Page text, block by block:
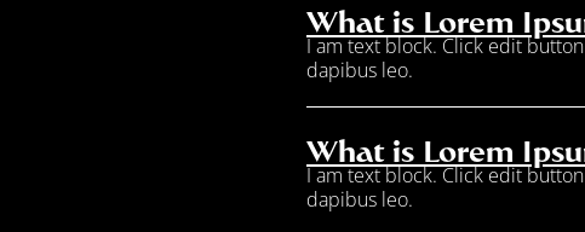
What is Lorem
I am text block. Click edit
dapibus leo.
What is Lorem
I am text block. Click edit
dapibus leo.